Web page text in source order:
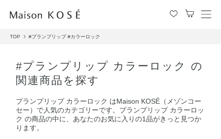
メ
TOP #プランプリップ #カラーロック
#プランプリップ カラーロック の
関連商品を探す
プランプリップ カラーロック はMaison KOSÉ（メゾンコー
セー）で人気のカテゴリーです。プランプリップ カラーロッ
ク の商品の中に、あなたのお気に入りの1品がきっと見つか
ります。